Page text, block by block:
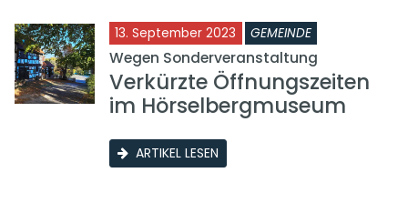
13. September 2023 GEMEINDE
Wegen Sonderveranstaltung
Verkürzte Öffnungszeiten
im Hörselbergmuseum
ARTIKEL LESEN